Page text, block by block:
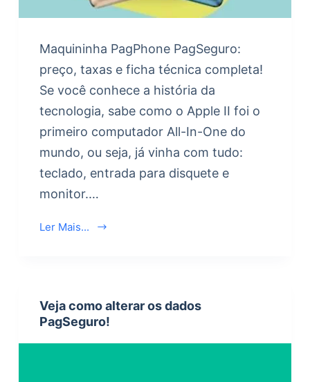
Maquininha PagPhone PagSeguro:
preço, taxas e ficha técnica completa!
Se você conhece a história da
tecnologia, sabe como o Apple II foi o
primeiro computador All-In-One do
mundo, ou seja, já vinha com tudo:
teclado, entrada para disquete e
monitor.…
Ler Mais...
Veja como alterar os dados
PagSeguro!